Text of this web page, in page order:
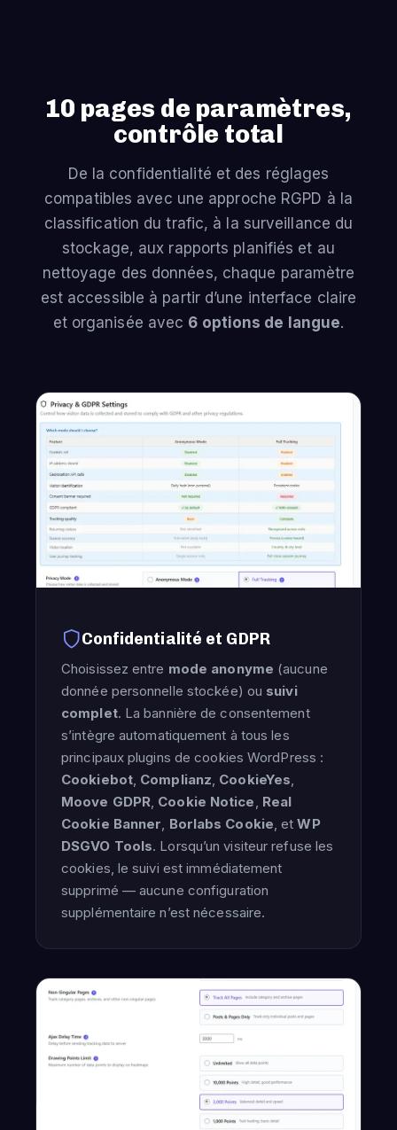
10 pages de paramètres,
contrôle total
De la confidentialité et des réglages
compatibles avec une approche RGPD à la
classification du trafic, à la surveillance du
stockage, aux rapports planifiés et au
nettoyage des données, chaque paramètre
est accessible à partir d’une interface claire
et organisée avec 6 options de langue.
Confidentialité et GDPR
Choisissez entre mode anonyme (aucune
donnée personnelle stockée) ou suivi
complet. La bannière de consentement
s’intègre automatiquement à tous les
principaux plugins de cookies WordPress :
Cookiebot, Complianz CookieYes
Moove GDPR Cookie Notice Real
Cookie Banner Borlabs Cookie , etWP
DSGVO Tools. Lorsqu’un visiteur refuse les
cookies, le suivi est immédiatement
supprimé — aucune configuration
supplémentaire n’est nécessaire.